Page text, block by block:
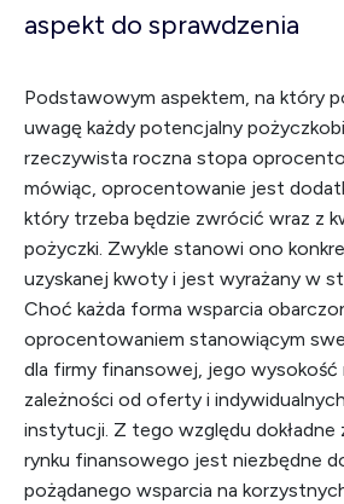
aspekt do sprawdzenia
Podstawowym aspektem, na który
uwagę każdy potencjalny
rzeczywista roczna stopa
mówiąc, oprocentowanie jest
który trzeba będzie zwrócić wraz z
pożyczki. Zwykle stanowi ono
uzyskanej kwoty i jest wyrażany w
Choć każda forma wsparcia
oprocentowaniem stanowiącym
dla firmy finansowej, jego wysokość
zależności od oferty i
instytucji. Z tego względu dokładne
rynku finansowego jest niezbędne
pożądanego wsparcia na